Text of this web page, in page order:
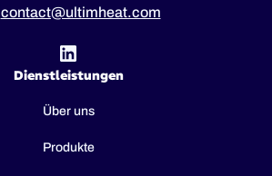
contact@ultimheat.com
Dienstleistungen
Über uns
Produkte